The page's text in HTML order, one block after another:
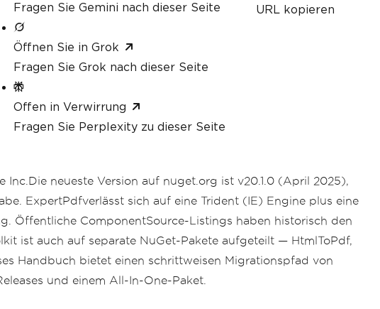
Fragen Sie Gemini nach dieser Seite
Öffnen Sie in Grok
Fragen Sie Grok nach dieser Seite
Offen in Verwirrung
Fragen Sie Perplexity zu dieser Seite
URL kopieren
neueste Version auf nuget.org ist v20.1.0 (April 2025),
ExpertPdfverlässt sich auf eine Trident (IE) Engine plus eine
Öffentliche ComponentSource-Listings haben historisch den
ist auch auf separate NuGet-Pakete aufgeteilt — HtmlToPdf,
Handbuch bietet einen schrittweisen Migrationspfad von
und einem All-In-One-Paket.